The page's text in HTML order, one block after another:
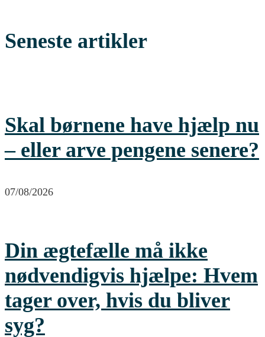
Seneste artikler
Skal børnene have hjælp nu
– eller arve pengene senere?
07/08/2026
Din ægtefælle må ikke
nødvendigvis hjælpe: Hvem
tager over, hvis du bliver
syg?